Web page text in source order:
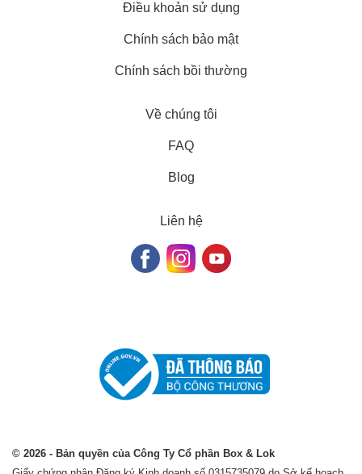
Điều khoản sử dụng
Chính sách bảo mật
Chính sách bồi thường
Về chúng tôi
FAQ
Blog
Liên hệ
© 2026 - Bản quyền của Công Ty Cổ phần Box & Lok